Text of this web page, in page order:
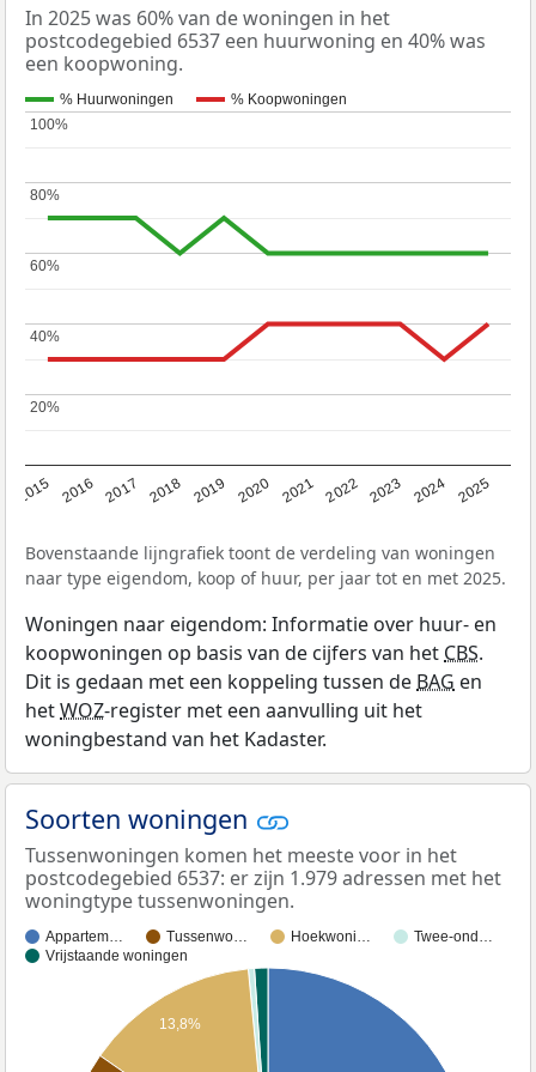
In 2025 was 60% van de woningen in het
postcodegebied 6537 een huurwoning en 40% was
een koopwoning.
% Huurwoningen % Koopwoningen
2015 2016 2017 2018 2019 2020 2021 2022 2023 2024 2025
20%
20%
40%
40%
60%
60%
80%
80%
100%
100%
Bovenstaande lijngrafiek toont de verdeling van woningen
naar type eigendom, koop of huur, per jaar tot en met 2025.
Woningen naar eigendom: Informatie over huur- en
koopwoningen op basis van de cijfers van het CBS.
Dit is gedaan met een koppeling tussen de BAG en
hetWOZ-register met een aanvulling uit het
woningbestand van het Kadaster.
Soorten woningen
Tussenwoningen komen het meeste voor in het
postcodegebied 6537: er zijn 1.979 adressen met het
woningtype tussenwoningen.
Appartem… Tussenwo… Hoekwoni…
Twee-ond…
Vrijstaande woningen
13,8%